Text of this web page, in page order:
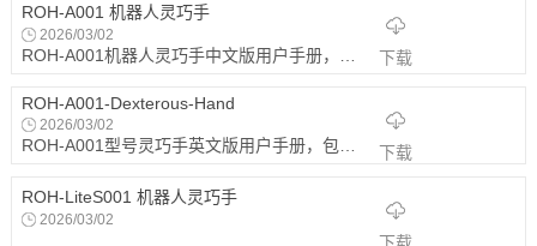
ROH-A001 机器人灵巧手
2026/03/02
下载
ROH-A001-Dexterous-Hand
2026/03/02
下载
ROH-LiteS001 机器人灵巧手
2026/03/02
下载